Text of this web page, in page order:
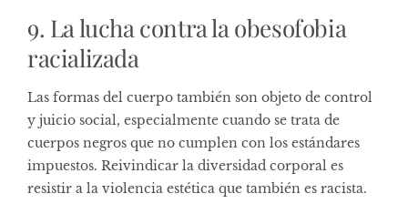
9. La lucha contra la obesofobia
racializada
Las formas del cuerpo también son objeto de control
y juicio social, especialmente cuando se trata de
cuerpos negros que no cumplen con los estándares
impuestos. Reivindicar la diversidad corporal es
resistir a la violencia estética que también es racista.